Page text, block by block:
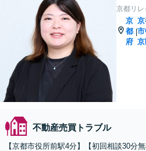
京都リレ
京
都
府
|市
不動産売買トラブル
【京都市役所前駅4分】【初回相談30分